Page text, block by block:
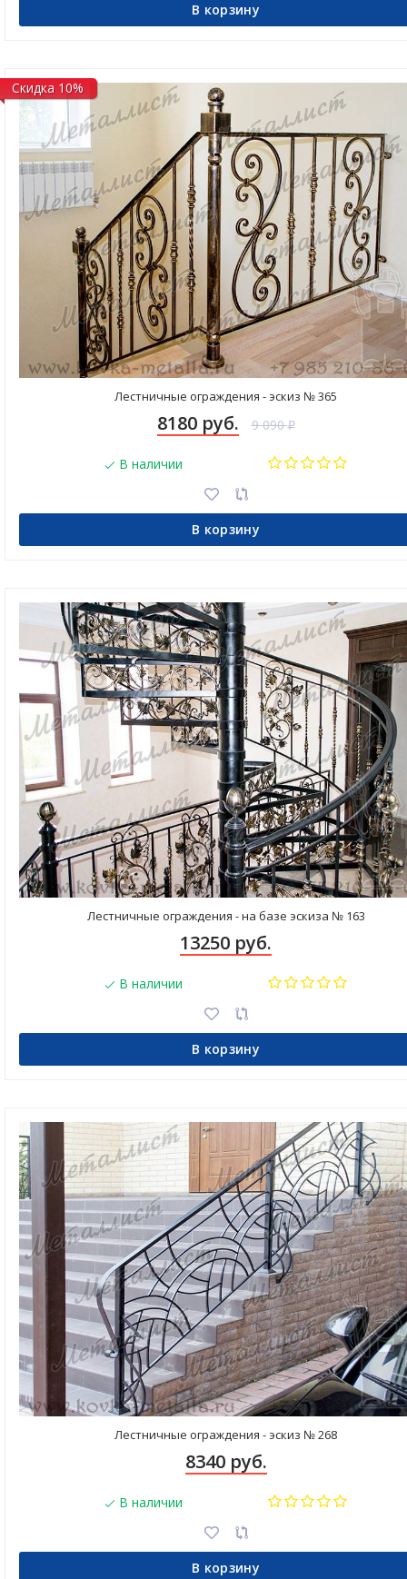
В корзину
Скидка 10%
Лестничные ограждения - эскиз № 365
8180 руб. 9 090₽
В наличии
В корзину
Лестничные ограждения - на базе эскиза № 163
13250 руб.
В наличии
В корзину
Лестничные ограждения - эскиз № 268
8340 руб.
В наличии
В корзину